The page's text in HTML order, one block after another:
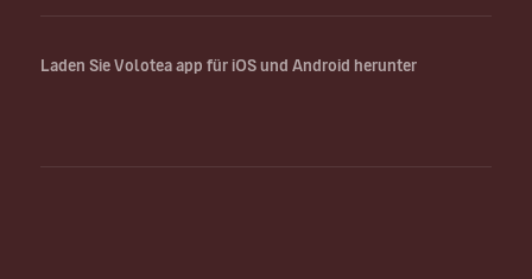
Laden Sie Volotea app für iOS und Android herunter